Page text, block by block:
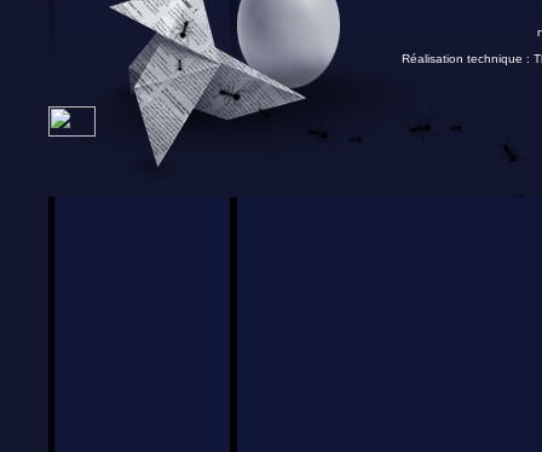
Réalisation technique :